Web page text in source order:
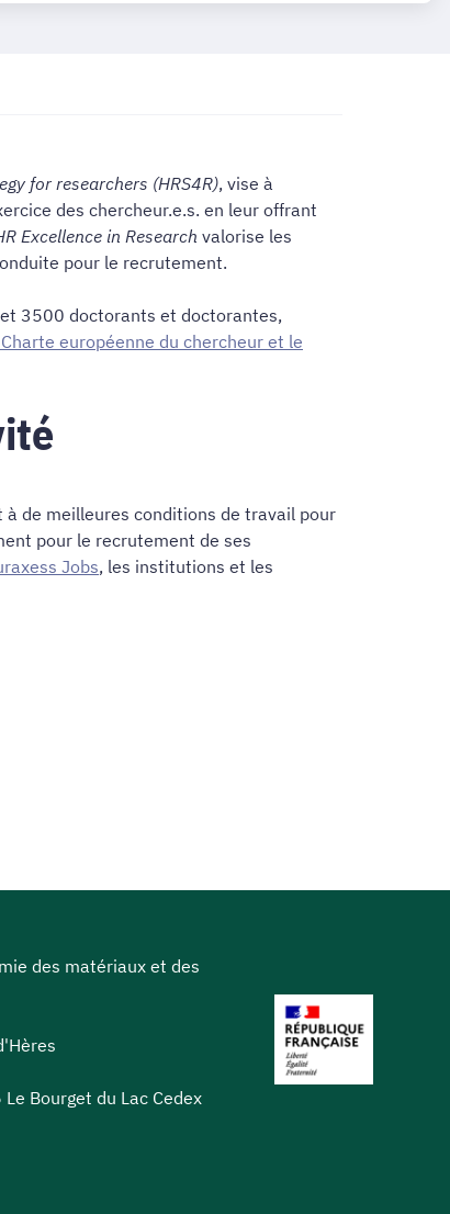
for researchers (HRS4R), vise à
des chercheur.e.s. en leur offrant
Excellence in Research valorise les
pour le recrutement.
et 3500 doctorants et doctorantes,
européenne du chercheur et le
de meilleures conditions de travail pour
pour le recrutement de ses
Jobs, les institutions et les
des matériaux et des
Bourget du Lac Cedex